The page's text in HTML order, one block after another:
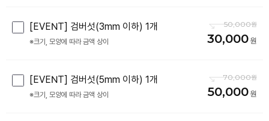
[EVENT] 검버섯(3mm 이하) 1개
※크기, 모양에 따라 금액 상이
50,000
30,000
[EVENT] 검버섯(5mm 이하) 1개
※크기, 모양에 따라 금액 상이
70,000
50,000